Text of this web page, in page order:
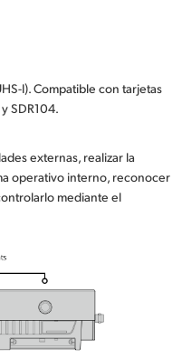
I). Compatible con tarjetas
SDR104.
externas, realizar la
operativo interno, reconocer
mediante el